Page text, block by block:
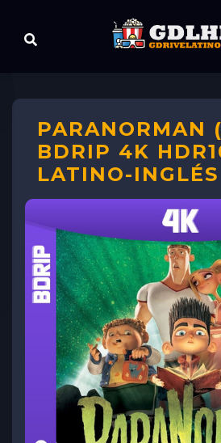
PARANORMAN
BDRIP 4K
LATINO-INGLÉS